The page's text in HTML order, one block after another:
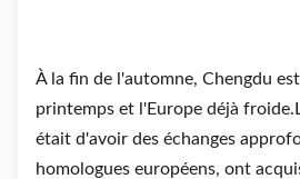
À la fin de l'automne, Chengdu
printemps et l'Europe déjà
était d'avoir des échanges
homologues européens, ont